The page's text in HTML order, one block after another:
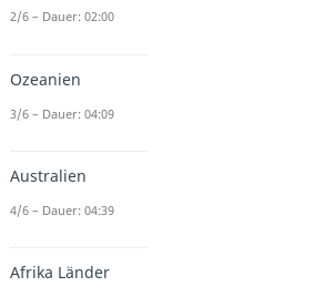
2/6 – Dauer: 02:00
Ozeanien
3/6 – Dauer: 04:09
Australien
4/6 – Dauer: 04:39
Afrika Länder